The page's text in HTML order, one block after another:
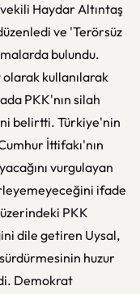
Haydar Altıntaş
ve 'Terörsüz
bulundu.
kullanılarak
PKK'nın silah
belirtti. Türkiye'nin
İttifakı'nın
vurgulayan
ifade
PKK
dile getiren Uysal,
huzur
Demokrat